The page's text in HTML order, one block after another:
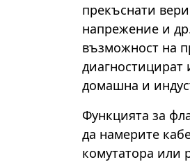
прекъснати
напрежение и
възможност на
домашна и
Функцията за
да намерите
комутатора или